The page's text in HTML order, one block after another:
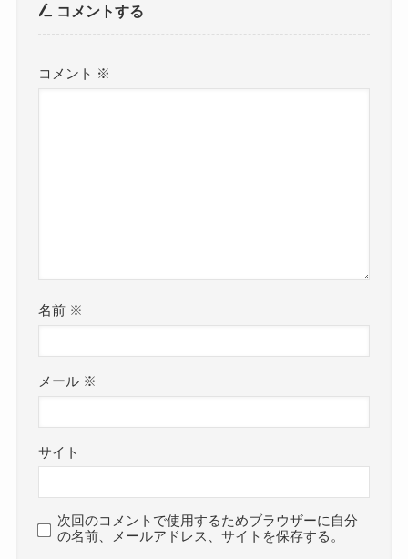
コメントする
コメント ※
名前 ※
メール ※
サイト
次回のコメントで使用するためブラウザーに自分
の名前、メールアドレス、サイトを保存する。